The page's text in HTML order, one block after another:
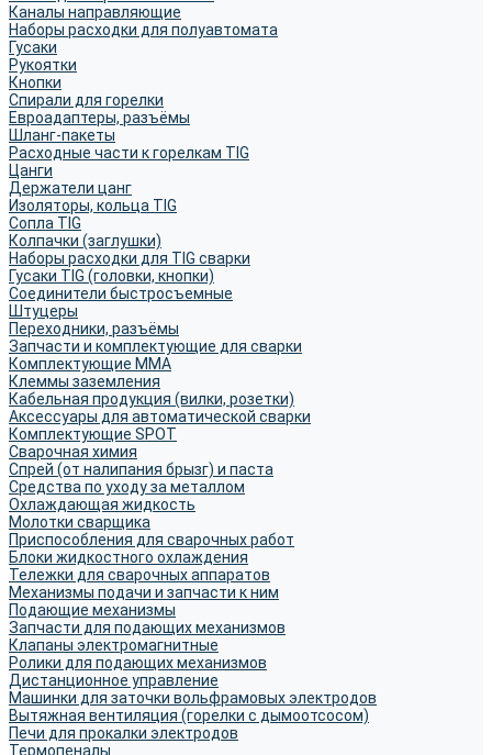
Каналы направляющие
Наборы расходки для полуавтомата
Гусаки
Рукоятки
Кнопки
Спирали для горелки
Евроадаптеры, разъёмы
Шланг-пакеты
Расходные части к горелкам TIG
Цанги
Держатели цанг
Изоляторы, кольца TIG
Сопла TIG
Колпачки (заглушки)
Наборы расходки для TIG сварки
Гусаки TIG (головки, кнопки)
Соединители быстросъемные
Штуцеры
Переходники, разъёмы
Запчасти и комплектующие для сварки
Комплектующие ММА
Клеммы заземления
Кабельная продукция (вилки, розетки)
Аксессуары для автоматической сварки
Комплектующие SPOT
Сварочная химия
Спрей (от налипания брызг) и паста
Средства по уходу за металлом
Охлаждающая жидкость
Молотки сварщика
Приспособления для сварочных работ
Блоки жидкостного охлаждения
Тележки для сварочных аппаратов
Механизмы подачи и запчасти к ним
Подающие механизмы
Запчасти для подающих механизмов
Клапаны электромагнитные
Ролики для подающих механизмов
Дистанционное управление
Машинки для заточки вольфрамовых электродов
Вытяжная вентиляция (горелки с дымоотсосом)
Печи для прокалки электродов
Термопеналы